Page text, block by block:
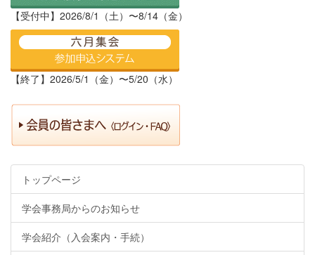
【受付中】2026/8/1（土）〜8/14（金）
【終了】2026/5/1（金）〜5/20（水）
トップページ
学会事務局からのお知らせ
学会紹介（入会案内・手続）